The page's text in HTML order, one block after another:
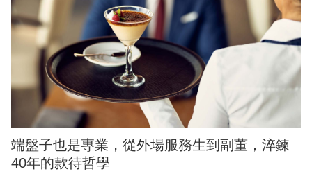
端盤子也是專業，從外場服務生到副董，淬鍊
40年的款待哲學